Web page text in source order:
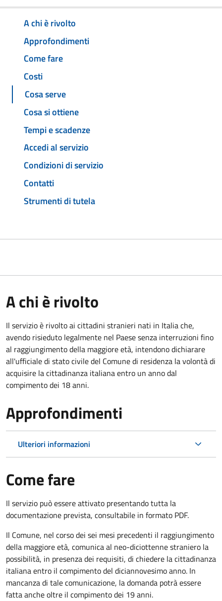
A chi è rivolto
Approfondimenti
Come fare
Costi
Cosa serve
Cosa si ottiene
Tempi e scadenze
Accedi al servizio
Condizioni di servizio
Contatti
Strumenti di tutela
A chi è rivolto
Il servizio è rivolto ai cittadini stranieri nati in Italia che,
avendo risieduto legalmente nel Paese senza interruzioni fino
al raggiungimento della maggiore età, intendono dichiarare
all'ufficiale di stato civile del Comune di residenza la volontà di
acquisire la cittadinanza italiana entro un anno dal
compimento dei 18 anni.
Approfondimenti
Ulteriori informazioni
Come fare
Il servizio può essere attivato presentando tutta la
documentazione prevista, consultabile in formato PDF.
Il Comune, nel corso dei sei mesi precedenti il raggiungimento
della maggiore età, comunica al neo-diciottenne straniero la
possibilità, in presenza dei requisiti, di chiedere la cittadinanza
italiana entro il compimento del diciannovesimo anno. In
mancanza di tale comunicazione, la domanda potrà essere
fatta anche oltre il compimento dei 19 anni.